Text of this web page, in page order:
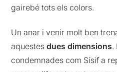
gairebé tots els colors.
Un anar i venir molt ben
aquestesdues dimensions.
condemnades com Sísif a